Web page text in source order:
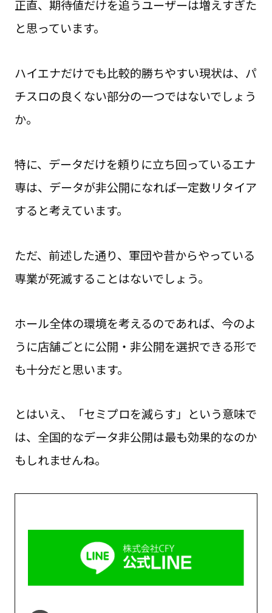
正直、期待値だけを追うユーザーは増えすぎた
と思っています。
ハイエナだけでも比較的勝ちやすい現状は、パ
チスロの良くない部分の一つではないでしょう
か。
特に、データだけを頼りに立ち回っているエナ
専は、データが非公開になれば一定数リタイア
すると考えています。
ただ、前述した通り、軍団や昔からやっている
専業が死滅することはないでしょう。
ホール全体の環境を考えるのであれば、今のよ
うに店舗ごとに公開・非公開を選択できる形で
も十分だと思います。
とはいえ、「セミプロを減らす」という意味で
は、全国的なデータ非公開は最も効果的なのか
もしれませんね。